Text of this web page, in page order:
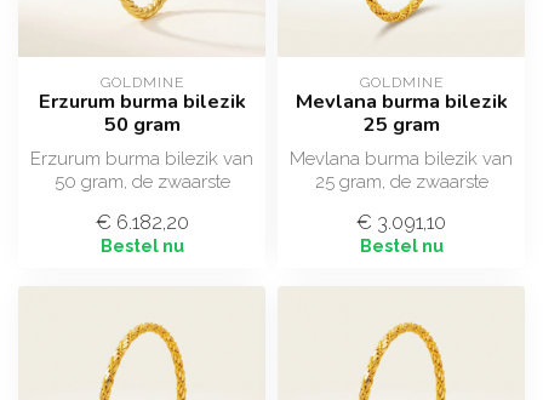
GOLDMINE
Erzurum burma bilezik
50 gram
Erzurum burma bilezik van
50 gram, de zwaarste
robuust gedra...
€ 6.182,20
Bestel nu
GOLDMINE
Mevlana burma bilezik
25 gram
Mevlana burma bilezik van
25 gram, de zwaarste
karakteristieke...
€ 3.091,10
Bestel nu